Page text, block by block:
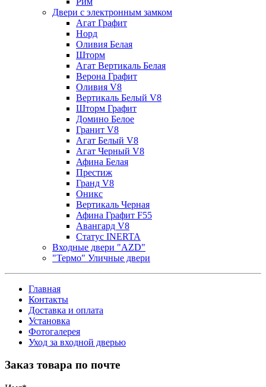
Двери с электронным замком
Агат Графит
Норд
Оливия Белая
Шторм
Агат Вертикаль Белая
Верона Графит
Оливия V8
Вертикаль Белый V8
Шторм Графит
Домино Белое
Гранит V8
Агат Белый V8
Агат Черный V8
Афина Белая
Престиж
Гранд V8
Оникс
Вертикаль Черная
Афина Графит F55
Авангард V8
Статус INERTA
Входные двери "AZD"
"Термо" Уличные двери
Главная
Контакты
Доставка и оплата
Установка
Фотогалерея
Уход за входной дверью
Заказ товара по почте